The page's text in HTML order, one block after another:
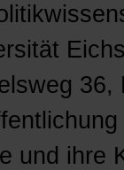
36,
und ihre